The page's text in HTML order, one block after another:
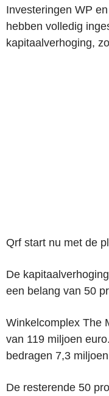
Investeringen WP
hebben volledig
kapitaalverhoging,
Qrf start nu met de
De
een belang van 50
Winkelcomplex The
van 119 miljoen
bedragen 7,3
De resterende 50